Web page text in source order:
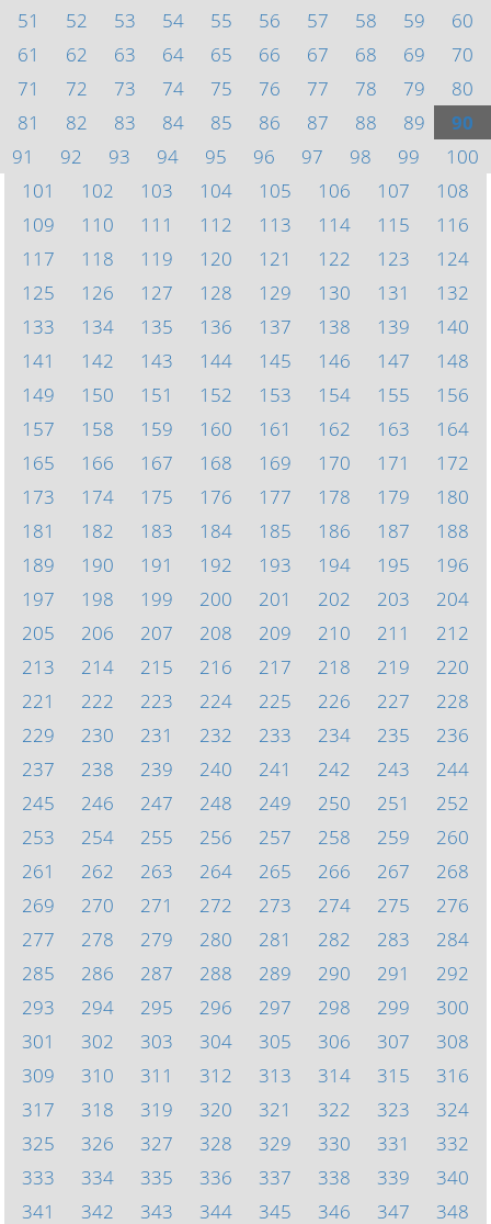
51
52 53 54 55 56 57 58 59
60
61
62 63 64 65 66 67 68 69
70
71
72 73 74 75 76 77 78 79
80
81
82 83 84 85 86 87 88 89
90
91
92 93 94 95 96 97 98 99
100
101
102 103 104 105 106 107
108
109
110 111 112 113 114 115
116
117
118 119 120 121 122 123
124
125
126 127 128 129 130 131
132
133
134 135 136 137 138 139
140
141
142 143 144 145 146 147
148
149
150 151 152 153 154 155
156
157
158 159 160 161 162 163
164
165
166 167 168 169 170 171
172
173
174 175 176 177 178 179
180
181
182 183 184 185 186 187
188
189
190 191 192 193 194 195
196
197
198 199 200 201 202 203
204
205
206 207 208 209 210 211
212
213
214 215 216 217 218 219
220
221
222 223 224 225 226 227
228
229
230 231 232 233 234 235
236
237
238 239 240 241 242 243
244
245
246 247 248 249 250 251
252
253
254 255 256 257 258 259
260
261
262 263 264 265 266 267
268
269
270 271 272 273 274 275
276
277
278 279 280 281 282 283
284
285
286 287 288 289 290 291
292
293
294 295 296 297 298 299
300
301
302 303 304 305 306 307
308
309
310 311 312 313 314 315
316
317
318 319 320 321 322 323
324
325
326 327 328 329 330 331
332
333
334 335 336 337 338 339
340
341
342 343 344 345 346 347 348